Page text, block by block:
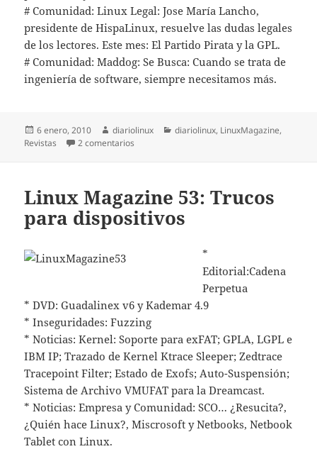
# Comunidad: Linux Legal: Jose María Lancho,
presidente de HispaLinux, resuelve las dudas legales
de los lectores. Este mes: El Partido Pirata y la GPL.
# Comunidad: Maddog: Se Busca: Cuando se trata de
ingeniería de software, siempre necesitamos más.
Publicado
el
6 enero, 2010 Autor
diariolinux Categorías
diariolinux, LinuxMagazine,
Revistas
2 comentarios
Linux Magazine 53: Trucos
para dispositivos
*
Editorial:Cadena
Perpetua
* DVD: Guadalinex v6 y Kademar 4.9
* Inseguridades: Fuzzing
* Noticias: Kernel: Soporte para exFAT; GPLA, LGPL e
IBM IP; Trazado de Kernel Ktrace Sleeper; Zedtrace
Tracepoint Filter; Estado de Exofs; Auto-Suspensión;
Sistema de Archivo VMUFAT para la Dreamcast.
* Noticias: Empresa y Comunidad: SCO… ¿Resucita?,
¿Quién hace Linux?, Miscrosoft y Netbooks, Netbook
Tablet con Linux.